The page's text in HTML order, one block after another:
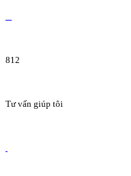
812
Tư vấn giúp tôi